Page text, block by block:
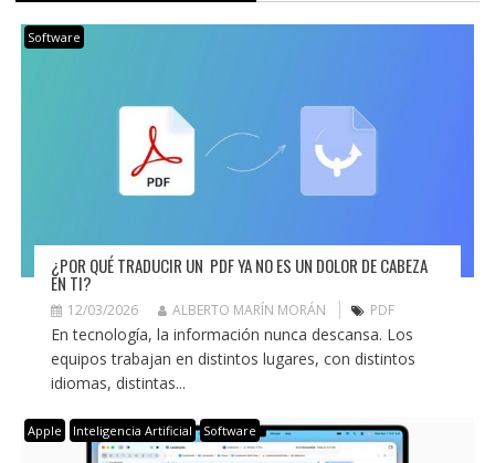
Software
¿POR QUÉ TRADUCIR UN PDF YA NO ES UN DOLOR DE CABEZA
EN TI?
12/03/2026 ALBERTO MARÍN MORÁN PDF
En tecnología, la información nunca descansa. Los
equipos trabajan en distintos lugares, con distintos
idiomas, distintas...
Apple Inteligencia Artificial Software